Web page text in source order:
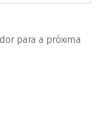
para a próxima